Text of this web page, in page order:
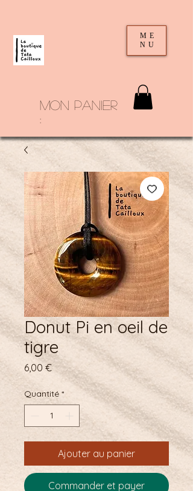
mon panier
:
ME
NU
Donut Pi en oeil de
tigre
6,00 €Prix
Quantité *
Ajouter au panier
Commander et payer